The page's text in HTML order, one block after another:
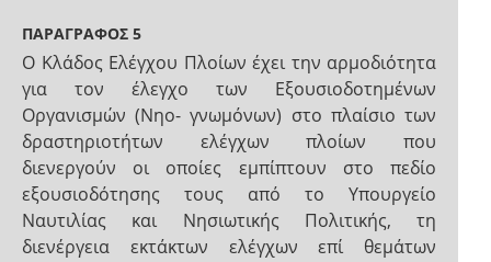
ΠΑΡΑΓΡΑΦΟΣ 5
Ο Κλάδος Ελέγχου Πλοίων έχει την αρμοδιότητα
για τον έλεγχο των Εξουσιοδοτημένων
Οργανισμών (Νηο- γνωμόνων) στο πλαίσιο των
δραστηριοτήτων ελέγχων πλοίων που
διενεργούν οι οποίες εμπίπτουν στο πεδίο
εξουσιοδότησης τους από το Υπουργείο
Ναυτιλίας και Νησιωτικής Πολιτικής, τη
διενέργεια εκτάκτων ελέγχων επί θεμάτων